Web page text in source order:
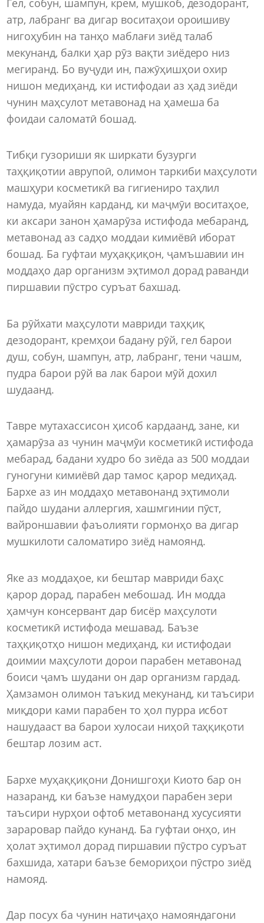
атр, лабранг ва дигар воситаҳои ороишиву
нигоҳубин на танҳо маблағи зиёд талаб
мекунанд, балки ҳар рӯз вақти зиёдеро низ
мегиранд. Бо вуҷуди ин, пажӯҳишҳои охир
нишон медиҳанд, ки истифодаи аз ҳад зиёди
чунин маҳсулот метавонад на ҳамеша ба
фоидаи саломатӣ бошад.
Тибқи гузориши як ширкати бузурги
таҳқиқотии аврупоӣ, олимон таркиби маҳсулоти
машҳури косметикӣ ва гигиениро таҳлил
намуда, муайян карданд, ки маҷмӯи воситаҳое,
ки аксари занон ҳамарӯза истифода мебаранд,
метавонад аз садҳо моддаи кимиёвӣ иборат
бошад. Ба гуфтаи муҳаққиқон, ҷамъшавии ин
моддаҳо дар организм эҳтимол дорад раванди
пиршавии пӯстро суръат бахшад.
Ба рӯйхати маҳсулоти мавриди таҳқиқ
дезодорант, кремҳои бадану рӯй, гел барои
душ, собун, шампун, атр, лабранг, тени чашм,
пудра барои рӯй ва лак барои мӯй дохил
шудаанд.
Тавре мутахассисон ҳисоб кардаанд, зане, ки
ҳамарӯза аз чунин маҷмӯи косметикӣ истифода
мебарад, бадани худро бо зиёда аз 500 моддаи
гуногуни кимиёвӣ дар тамос қарор медиҳад.
Бархе аз ин моддаҳо метавонанд эҳтимоли
пайдо шудани аллергия, хашмгинии пӯст,
вайроншавии фаъолияти гормонҳо ва дигар
мушкилоти саломатиро зиёд намоянд.
Яке аз моддаҳое, ки бештар мавриди баҳс
қарор дорад, парабен мебошад. Ин модда
ҳамчун консервант дар бисёр маҳсулоти
косметикӣ истифода мешавад. Баъзе
таҳқиқотҳо нишон медиҳанд, ки истифодаи
доимии маҳсулоти дорои парабен метавонад
боиси ҷамъ шудани он дар организм гардад.
Ҳамзамон олимон таъкид мекунанд, ки таъсири
миқдори ками парабен то ҳол пурра исбот
нашудааст ва барои хулосаи ниҳоӣ таҳқиқоти
бештар лозим аст.
Бархе муҳаққиқони Донишгоҳи Киото бар он
назаранд, ки баъзе намудҳои парабен зери
таъсири нурҳои офтоб метавонанд хусусияти
зараровар пайдо кунанд. Ба гуфтаи онҳо, ин
ҳолат эҳтимол дорад пиршавии пӯстро суръат
бахшида, хатари баъзе бемориҳои пӯстро зиёд
намояд.
Дар посух ба чунин натиҷаҳо намояндагони